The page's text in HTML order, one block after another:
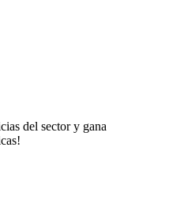
del sector y gana